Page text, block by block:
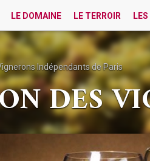
LE DOMAINE LE TERROIR
Indépendants de Paris
DES